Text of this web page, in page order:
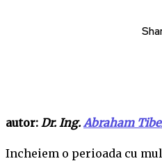
autor: Dr. Ing. Abraham
Incheiem o perioada cu